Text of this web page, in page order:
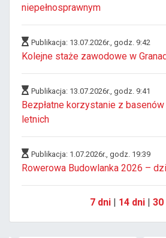
niepełnosprawnym
Publikacja: 13.07.2026r., godz. 9:42
Kolejne staże zawodowe w
Publikacja: 13.07.2026r., godz. 9:41
Bezpłatne korzystanie z
letnich
Publikacja: 1.07.2026r., godz. 19:39
Rowerowa Budowlanka 2026 –
7 dni| 14 dni| 30